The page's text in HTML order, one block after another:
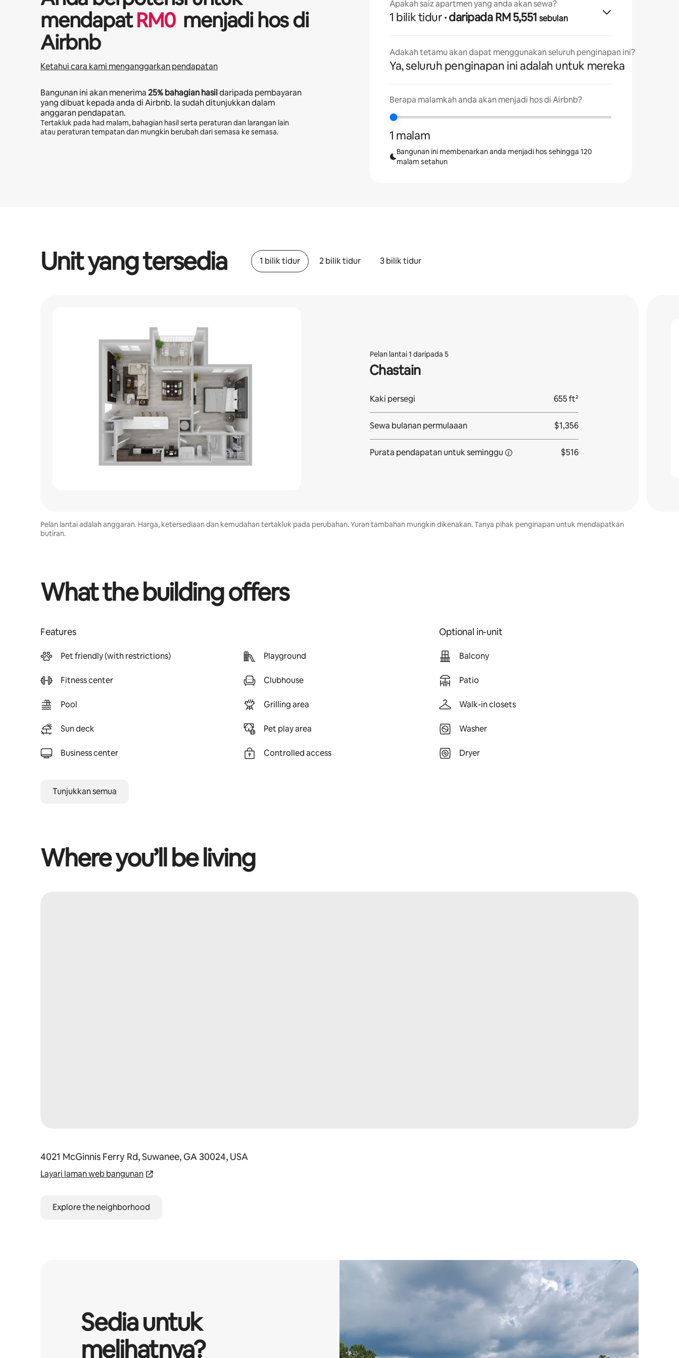
mendapat RM0 menjadi hos di
Airbnb
Ketahui cara kami menganggarkan pendapatan
Bangunan ini akan menerima25%bahagian hasildaripada pembayaran
yang dibuat kepada anda di Airbnb. Ia sudah ditunjukkan dalam
anggaran pendapatan.
Tertakluk pada had malam, bahagian hasil serta peraturan dan larangan lain
atau peraturan tempatan dan mungkin berubah dari semasa ke semasa.
Apakah saiz apartmen yang anda akan sewa?
1 bilik tidur · daripada RM 5,551sebulan
Adakah tetamu akan dapat menggunakan seluruh penginapan ini?
Ya, seluruh penginapan ini adalah untuk mereka
Berapa malamkah anda akan menjadi hos di Airbnb?
1 malam
Bangunan ini membenarkan anda menjadi hos sehingga 120
malam setahun
Unit yang tersedia 1 bilik tidur 2 bilik tidur 3 bilik tidur
Pelan lantai 1 daripada 5
Chastain
Kaki persegi 655 ft²
Sewa bulanan permulaaan $1,356
Purata pendapatan untuk seminggu $516
Pelan lantai adalah anggaran. Harga, ketersediaan dan kemudahan tertakluk pada perubahan. Yuran tambahan mungkin dikenakan. Tanya pihak penginapan untuk mendapatkan
butiran.
What the building offers
Features
Pet friendly (with restrictions)
Fitness center
Pool
Sun deck
Business center
Playground
Clubhouse
Grilling area
Pet play area
Controlled access
Optional in-unit
Balcony
Patio
Walk-in closets
Washer
Dryer
Tunjukkan semua
Where you’ll be living
4021 McGinnis Ferry Rd, Suwanee, GA 30024, USA
Layari laman web bangunan
Explore the neighborhood
Sedia untuk
melihatnya?